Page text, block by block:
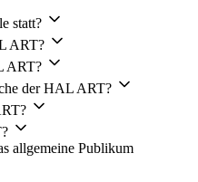
statt?
ART?
ART?
der HAL ART?
allgemeine Publikum